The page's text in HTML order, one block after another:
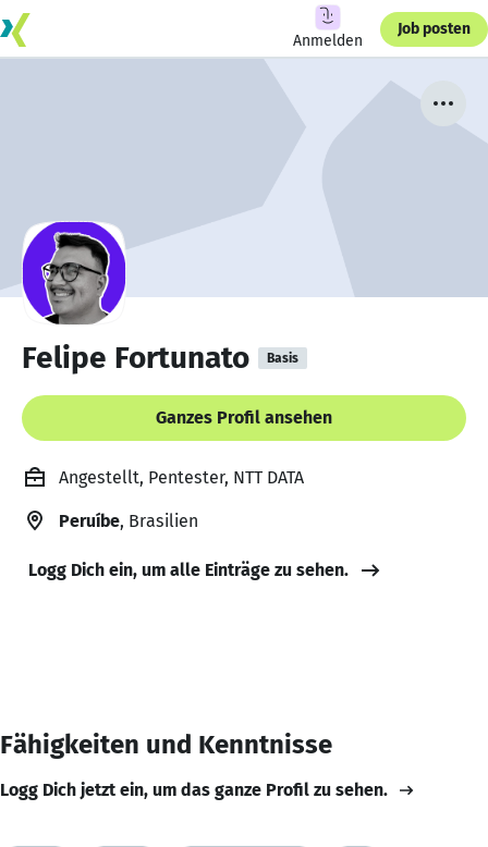
Anmelden
Job posten
Felipe Fortunato Basis
Ganzes Profil ansehen
Angestellt, Pentester, NTT DATA
Peruíbe, Brasilien
Logg Dich ein, um alle Einträge zu sehen.
Fähigkeiten und Kenntnisse
Logg Dich jetzt ein, um das ganze Profil zu sehen.